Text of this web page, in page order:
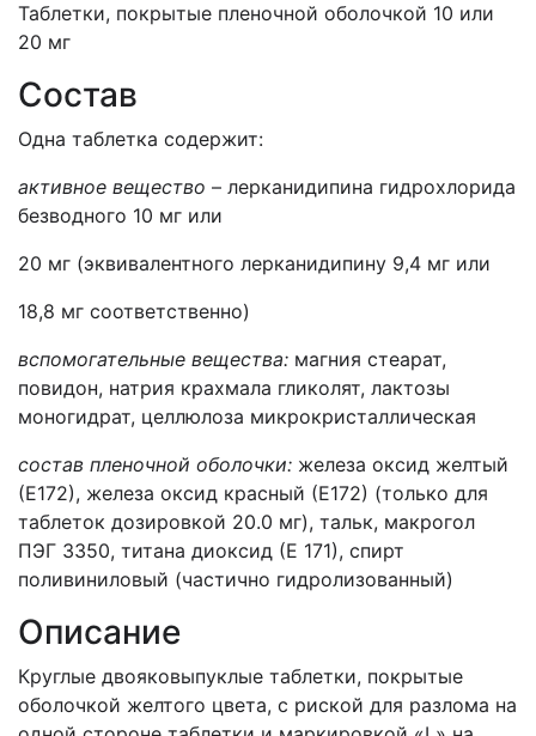
Таблетки, покрытые пленочной оболочкой 10 или
20 мг
Состав
Одна таблетка содержит:
активное вещество – лерканидипина гидрохлорида
безводного 10 мг или
20 мг (эквивалентного лерканидипину 9,4 мг или
18,8 мг соответственно)
вспомогательные вещества: магния стеарат,
повидон, натрия крахмала гликолят, лактозы
моногидрат, целлюлоза микрокристаллическая
состав пленочной оболочки: железа оксид желтый
(Е172), железа оксид красный (Е172) (только для
таблеток дозировкой 20.0 мг), тальк, макрогол
ПЭГ 3350, титана диоксид (Е 171), спирт
поливиниловый (частично гидролизованный)
Описание
Круглые двояковыпуклые таблетки, покрытые
оболочкой желтого цвета, с риской для разлома на